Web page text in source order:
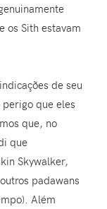
os Sith estavam
de seu
que eles
que, no
que
Skywalker,
padawans
Além